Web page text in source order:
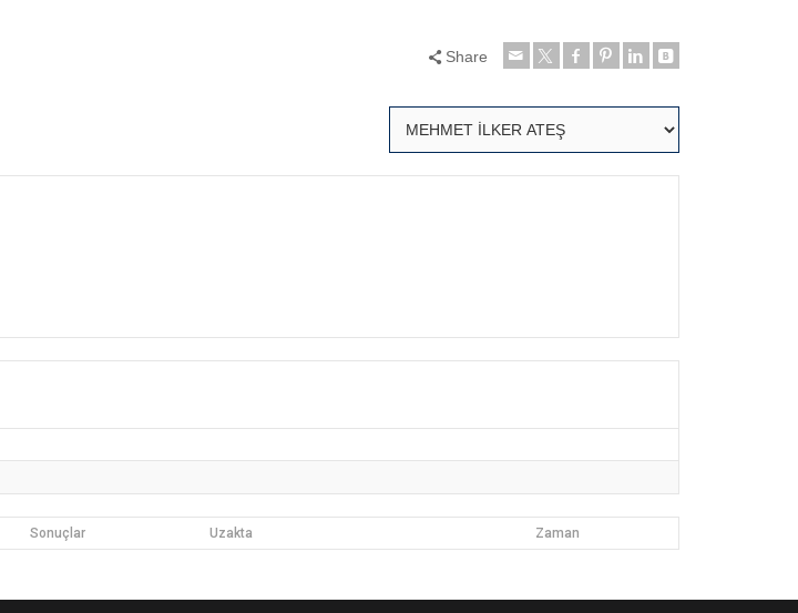
Share
Sonuçlar Uzakta Zaman